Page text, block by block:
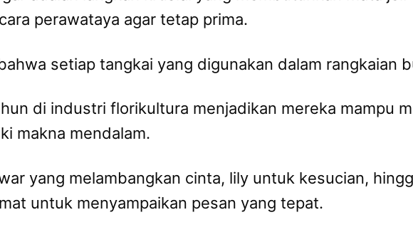
perawataya agar tetap prima.
setiap tangkai yang digunakan dalam rangkaian
di industri florikultura menjadikan mereka mampu
makna mendalam.
yang melambangkan cinta, lily untuk kesucian,
untuk menyampaikan pesan yang tepat.